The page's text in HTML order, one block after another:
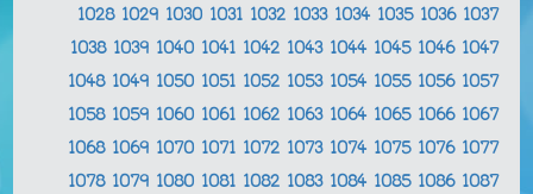
1028 1029 1030 1031 1032 1033 1034 1035 1036 1037
1038 1039 1040 1041 1042 1043 1044 1045 1046 1047
1048 1049 1050 1051 1052 1053 1054 1055 1056 1057
1058 1059 1060 1061 1062 1063 1064 1065 1066 1067
1068 1069 1070 1071 1072 1073 1074 1075 1076 1077
1078 1079 1080 1081 1082 1083 1084 1085 1086 1087